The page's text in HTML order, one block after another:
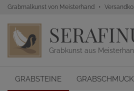
Grabmalkunst von Meisterhand
Grabkunst aus
GRABSTEINE GRABSCHMUCK